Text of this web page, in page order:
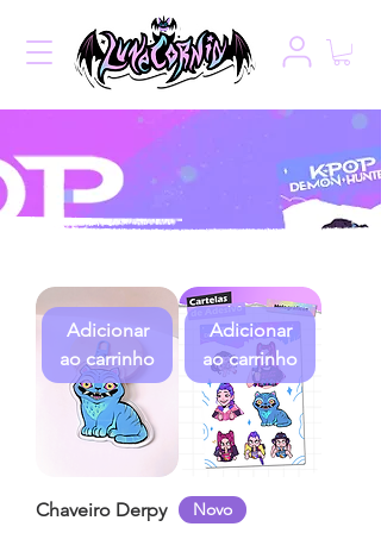
Adicionar
ao carrinho
Chaveiro Derpy
Adicionar
ao carrinho
Novo